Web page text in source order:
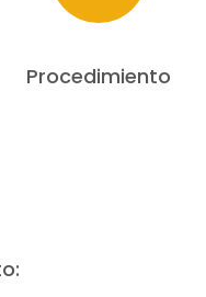
Procedimiento